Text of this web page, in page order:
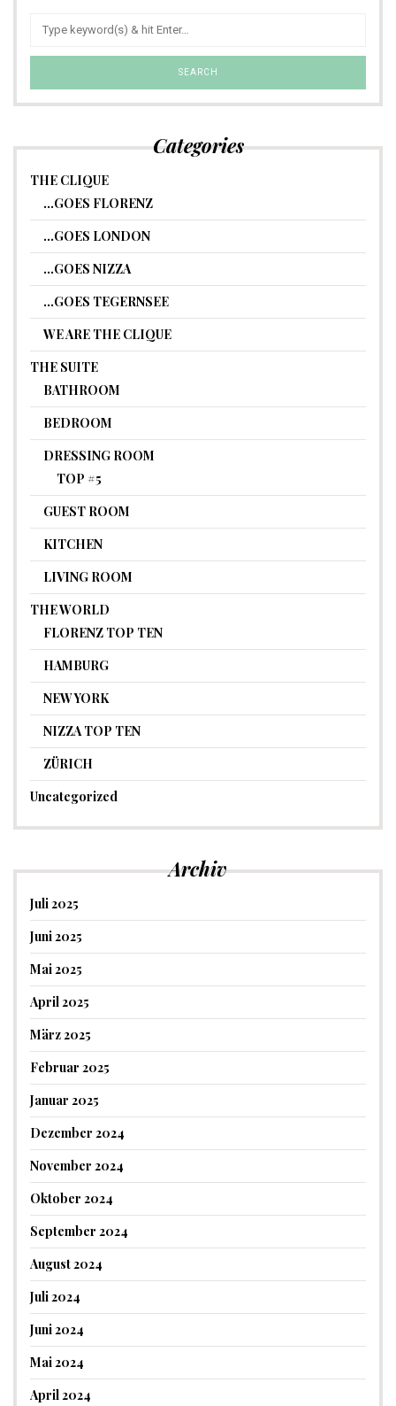
Categories
THE CLIQUE
…GOES FLORENZ
…GOES LONDON
…GOES NIZZA
…GOES TEGERNSEE
WE ARE THE CLIQUE
THE SUITE
BATHROOM
BEDROOM
DRESSING ROOM
TOP #5
GUEST ROOM
KITCHEN
LIVING ROOM
THE WORLD
FLORENZ TOP TEN
HAMBURG
NEW YORK
NIZZA TOP TEN
ZÜRICH
Uncategorized
Archiv
Juli 2025
Juni 2025
Mai 2025
April 2025
März 2025
Februar 2025
Januar 2025
Dezember 2024
November 2024
Oktober 2024
September 2024
August 2024
Juli 2024
Juni 2024
Mai 2024
April 2024